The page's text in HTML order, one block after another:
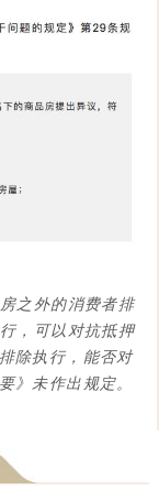
之外的消费者排
，可以对抗抵押
除执行，能否对
》未作出规定。